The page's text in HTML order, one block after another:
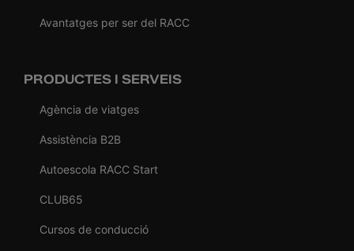
Avantatges per ser del RACC
PRODUCTES I SERVEIS
Agència de viatges
Assistència B2B
Autoescola RACC Start
CLUB65
Cursos de conducció